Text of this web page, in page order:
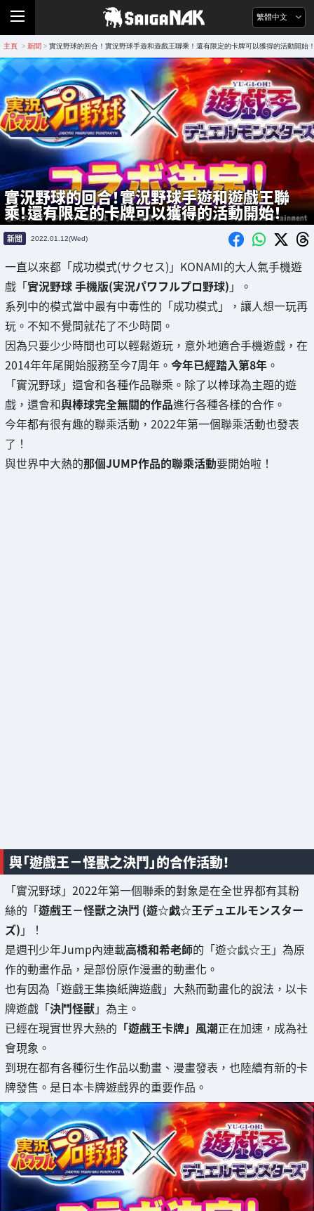
繁體中文
主頁 > 新聞 > 實況野球的回合！實況野球手遊和遊戲王聯乘！還有限定的卡牌可以獲得的活動開始
實況野球的回合！實況野球手遊和遊戲王聯
乘！還有限定的卡牌可以獲得的活動開始！
新聞 2022.01.12(Wed)
一直以來都「成功模式(サクセス)」KONAMI的大人氣手機遊
戲「實況野球 手機版(実況パワフルプロ野球) 」。
系列中的模式當中最有中毒性的「成功模式」，讓人想一玩再
玩。不知不覺間就花了不少時間。
因為只要少少時間也可以輕鬆遊玩，意外地適合手機遊戲，在
2014年年尾開始服務至今7周年。 今年已經踏入第8年 。
「實況野球」還會和各種作品聯乘。除了以棒球為主題的遊
戲，還會和與棒球完全無關的作品進行各種各樣的合作。
今年都有很有趣的聯乘活動，2022年第一個聯乘活動也發表
了！
與世界中大熱的那個JUMP作品的聯乘活動要開始啦！
與「遊戲王－怪獸之決鬥」的合作活動！
「實況野球」2022年第一個聯乘的對象是在全世界都有其粉
絲的「遊戲王－怪獸之決鬥 (遊☆戯☆王デュエルモンスター
ズ) 」！
是週刊少年Jump內連載高橋和希老師的「遊☆戯☆王」為原
作的動畫作品，是部份原作漫畫的動畫化。
也有因為「遊戲王集換紙牌遊戲」大熱而動畫化的說法，以卡
牌遊戲「決鬥怪獸」為主。
已經在現實世界大熱的 「遊戲王卡牌」風潮正在加速，成為社
會現象。
到現在都有各種衍生作品以動畫、漫畫發表，也陸續有新的卡
牌發售。是日本卡牌遊戲界的重要作品。